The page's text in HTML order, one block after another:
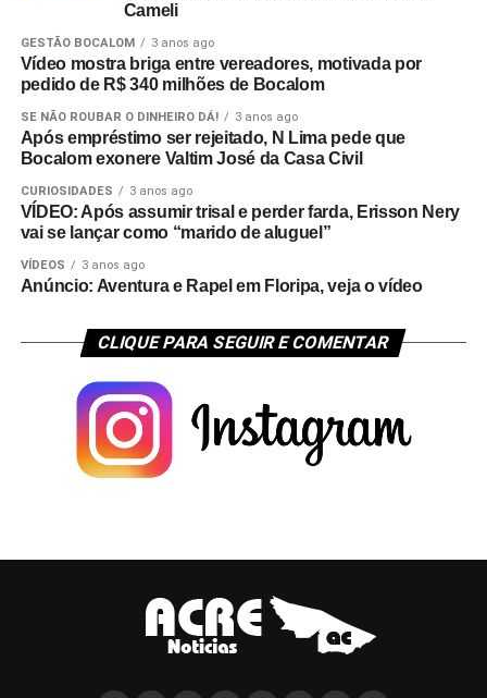
Cameli
GESTÃO BOCALOM 3 anos ago
Vídeo mostra briga entre vereadores, motivada por
pedido de R$ 340 milhões de Bocalom
SE NÃO ROUBAR O DINHEIRO DÁ! 3 anos ago
Após empréstimo ser rejeitado, N Lima pede que
Bocalom exonere Valtim José da Casa Civil
CURIOSIDADES 3 anos ago
VÍDEO: Após assumir trisal e perder farda, Erisson Nery
vai se lançar como “marido de aluguel”
VÍDEOS 3 anos ago
Anúncio: Aventura e Rapel em Floripa, veja o vídeo
CLIQUE PARA SEGUIR E COMENTAR